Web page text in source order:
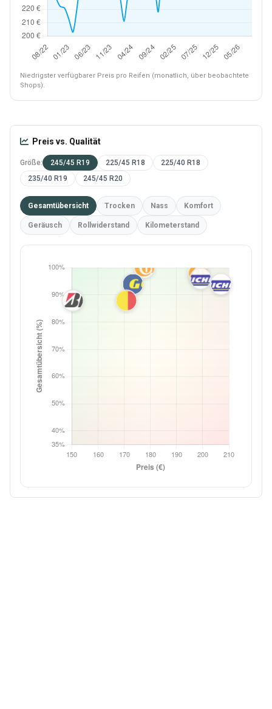
Niedrigster verfügbarer Preis pro Reifen (monatlich, über beobachtete
Shops).
Preis vs. Qualität
Größe: 245/45 R19 225/45 R18
225/40 R18
235/40 R19
245/45 R20
Gesamtübersicht Trocken Nass Komfort
Geräusch Rollwiderstand Kilometerstand